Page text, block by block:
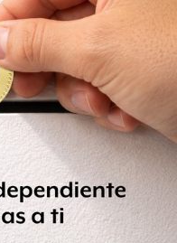
más seguros”
Acaba de salir
cargado con una
el hombro que le
capitalino.
y pausado, el joven
de Veracruz de
para que se
Yunes primero
los quitó alegando el